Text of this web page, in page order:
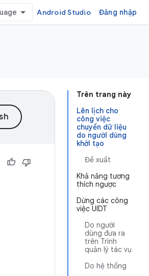
Android Studio Đăng nhập
Trên trang này
Lên lịch cho
công việc
chuyển dữ liệu
do người dùng
khởi tạo
Đề xuất
Khả năng tương
thích ngược
Dừng các công
việc UIDT
Do người
dùng đưa ra
trên Trình
quản lý tác vụ
Do hệ thống